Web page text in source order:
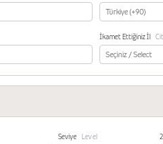
İkamet Ettiğiniz İl
Seviye Level